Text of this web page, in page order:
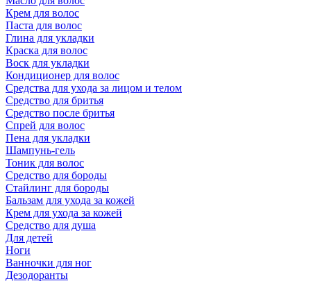
Крем для волос
Паста для волос
Глина для укладки
Краска для волос
Воск для укладки
Кондиционер для волос
Средства для ухода за лицом и телом
Средство для бритья
Средство после бритья
Спрей для волос
Пена для укладки
Шампунь-гель
Тоник для волос
Средство для бороды
Стайлинг для бороды
Бальзам для ухода за кожей
Крем для ухода за кожей
Средство для душа
Для детей
Ноги
Ванночки для ног
Дезодоранты